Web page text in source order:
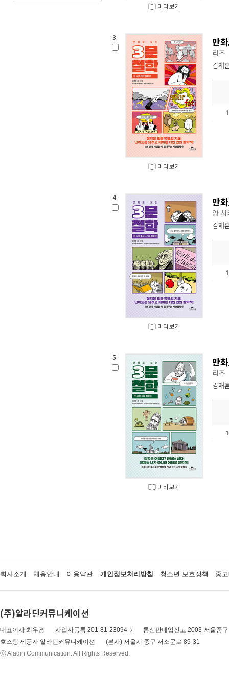
미리보기
3.
미리보기
만
리즈
김재
4.
미리보기
만
양
김재
5.
미리보기
만
리즈
김재
회사소개 채용안내 이용약관 개인정보처리방침 청소년 보호정책 중
(주)알라딘커뮤니케이션
대표이사 최우경 사업자등록 201-81-23094
통신판매업신고 2003-서울중
호스팅 제공자 알라딘커뮤니케이션
(본사) 서울시 중구 서소문로 89-31
ⓒ Aladin Communication. All Rights Reserved.